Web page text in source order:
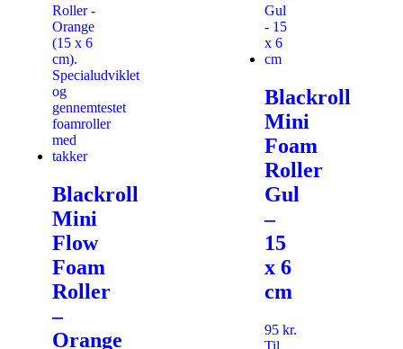
Blackroll
Mini
Flow
Foam
Roller
–
Orange
Blackroll
Mini
Foam
Roller
Gul
–
15
x 6
cm
95 kr.